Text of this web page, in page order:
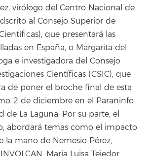
virólogo del Centro Nacional de
al Consejo Superior de
que presentará las
en España, o Margarita del
e investigadora del Consejo
Científicas (CSIC), que
de poner el broche final de esta
2 de diciembre en el Paraninfo
de La Laguna. Por su parte, el
abordará temas como el impacto
la mano de Nemesio Pérez,
María Luisa Tejedor